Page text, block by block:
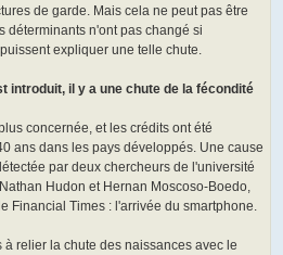
de garde. Mais cela ne peut pas être
déterminants n'ont pas changé si
expliquer une telle chute.
introduit, il y a une chute de la fécondité
concernée, et les crédits ont été
ans dans les pays développés. Une cause
par deux chercheurs de l'université
Hudon et Hernan Moscoso-Boedo,
Financial Times : l'arrivée du smartphone.
relier la chute des naissances avec le